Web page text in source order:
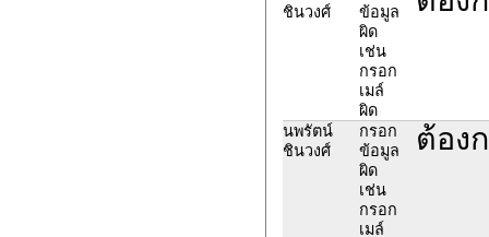
ชินวงศ์
ข้อมูล
ผิด
เช่น
กรอก
เมล์
ผิด
นพรัตน์
ชินวงศ์
กรอก
ข้อมูล
ผิด
เช่น
กรอก
เมล์
ต้อง